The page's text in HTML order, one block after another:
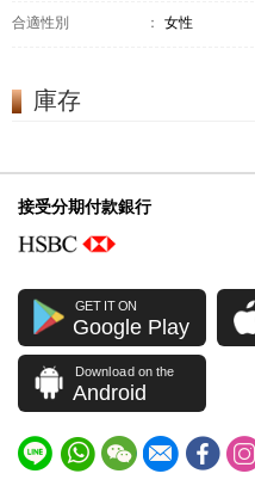
合適性別 ： 女性
庫存
接受分期付款銀行
GET IT ON
Google Play
Download on the
Android